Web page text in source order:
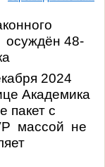
осуждён 48-
2024
Академика
пакет с
массой не